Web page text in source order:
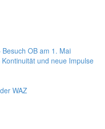
OB am 1. Mai
und neue Impulse
WAZ